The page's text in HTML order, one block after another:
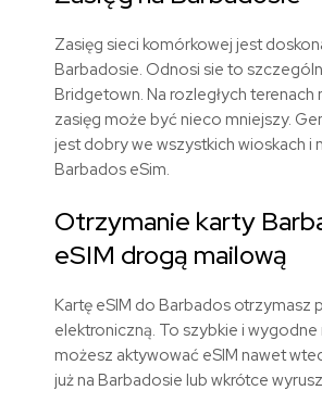
Zasięg sieci komórkowej jest
Barbadosie. Odnosi sie to
Bridgetown. Na rozległych terenach
zasięg może być nieco mniejszy.
jest dobry we wszystkich wioskach i
Barbados eSim.
Otrzymanie karty
eSIM drogą mailową
Kartę eSIM do Barbados otrzymasz
elektroniczną. To szybkie i wygodne
możesz aktywować eSIM nawet
już na Barbadosie lub wkrótce